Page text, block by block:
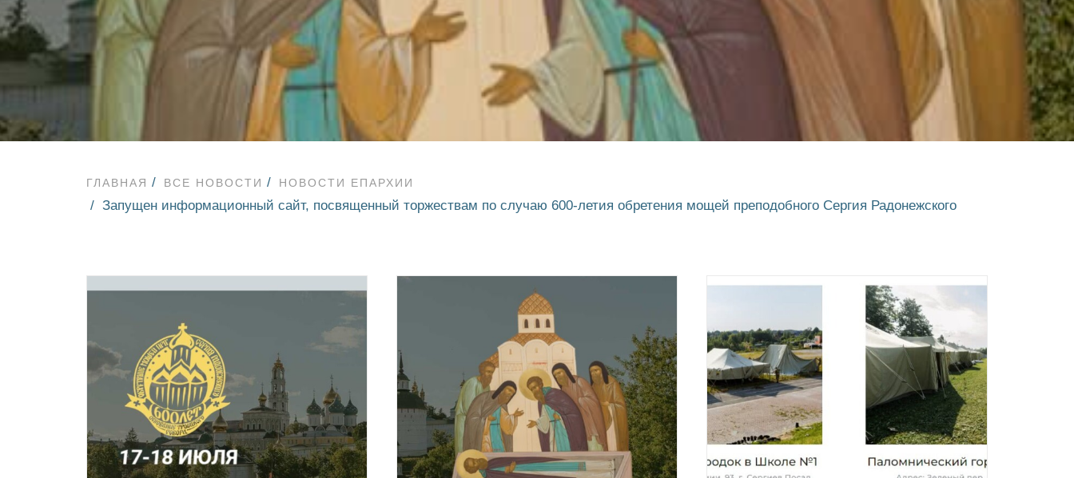
ГЛАВНАЯ ВСЕ НОВОСТИ НОВОСТИ ЕПАРХИИ
Запущен информационный сайт, посвященный торжествам по случаю 600-летия обретения мощей преподобного Сергия Радонежского